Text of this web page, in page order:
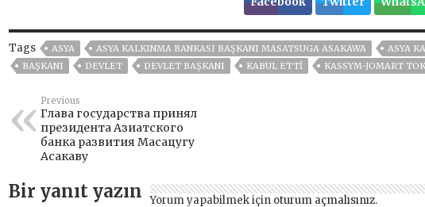
Tags ASYA ASYA KALKINMA BANKASI BAŞKANI MASATSUGA ASAKAWA
ASYA
BAŞKANI
DEVLET DEVLET BAŞKANI KABUL ETTI KASSYM-JOMART
Previous
Глава государства принял
президента Азиатского
банка развития Масацугу
Асакаву
Bir yanıt yazın Yorum yapabilmek için oturum açmalısınız.